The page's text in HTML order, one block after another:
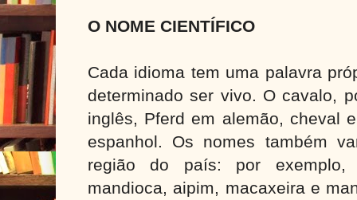
O NOME CIENTÍFICO
Cada idioma tem uma palavra
determinado ser vivo. O cavalo,
inglês, Pferd em alemão, cheval
espanhol. Os nomes também
região do país: por
mandioca, aipim, macaxeira e